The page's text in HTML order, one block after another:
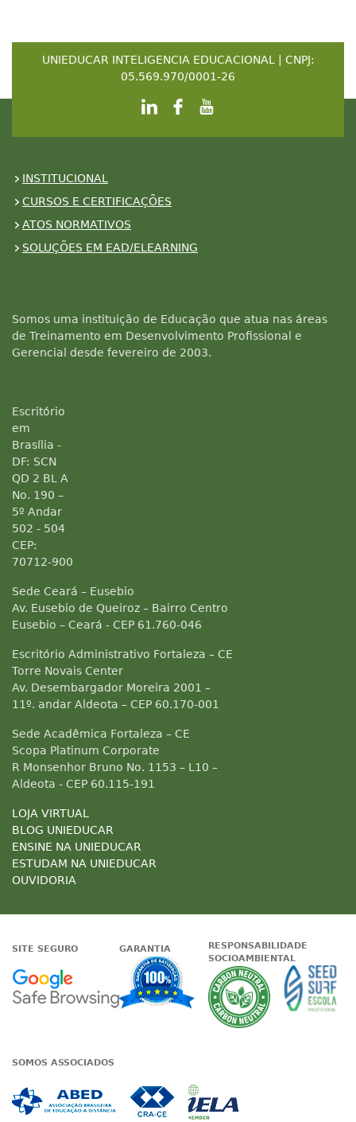
UNIEDUCAR INTELIGENCIA EDUCACIONAL | CNPJ:
05.569.970/0001-26
INSTITUCIONAL
CURSOS E CERTIFICAÇÕES
ATOS NORMATIVOS
SOLUÇÕES EM EAD/ELEARNING
Somos uma instituição de Educação que atua nas áreas
de Treinamento em Desenvolvimento Profissional e
Gerencial desde fevereiro de 2003.
Escritório
em
Brasília -
DF: SCN
QD 2 BL A
No. 190 –
5º Andar
502 - 504
CEP:
70712-900
Sede Ceará – Eusebio
Av. Eusebio de Queiroz – Bairro Centro
Eusebio – Ceará - CEP 61.760-046
Escritório Administrativo Fortaleza – CE
Torre Novais Center
Av. Desembargador Moreira 2001 –
11º. andar Aldeota – CEP 60.170-001
Sede Acadêmica Fortaleza – CE
Scopa Platinum Corporate
R Monsenhor Bruno No. 1153 – L10 –
Aldeota - CEP 60.115-191
LOJA VIRTUAL
BLOG UNIEDUCAR
ENSINE NA UNIEDUCAR
ESTUDAM NA UNIEDUCAR
OUVIDORIA
SITE SEGURO
Google - Status do site no
GARANTIA
Garantia de
RESPONSABILIDADE
SOCIOAMBIENTAL
A
SOMOS ASSOCIADOS